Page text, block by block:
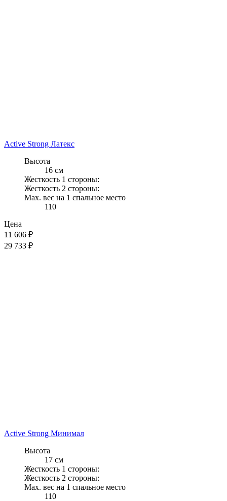
Active Strong Латекс
Высота
16 см
Жесткость 1 стороны:
Жесткость 2 стороны:
Max. вес на 1 спальное место
110
Цена
11 606 ₽
29 733 ₽
Active Strong Минимал
Высота
17 см
Жесткость 1 стороны:
Жесткость 2 стороны:
Max. вес на 1 спальное место
110